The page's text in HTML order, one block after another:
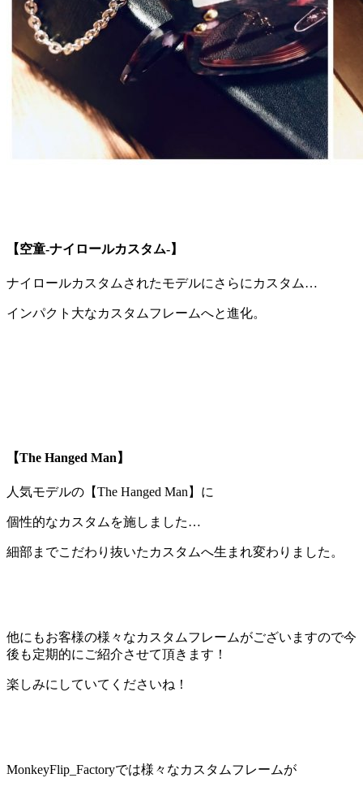
【空童-ナイロールカスタム-】
ナイロールカスタムされたモデルにさらにカスタム…
インパクト大なカスタムフレームへと進化。
【The Hanged Man】
人気モデルの【The Hanged Man】 に
個性的なカスタムを施しました…
細部までこだわり抜いたカスタムへ生まれ変わりました。
他にもお客様の様々なカスタムフレームがございますので今
後も定期的にご紹介させて頂きます！
楽しみにしていてくださいね！
MonkeyFlip_Factoryでは様々なカスタムフレームが